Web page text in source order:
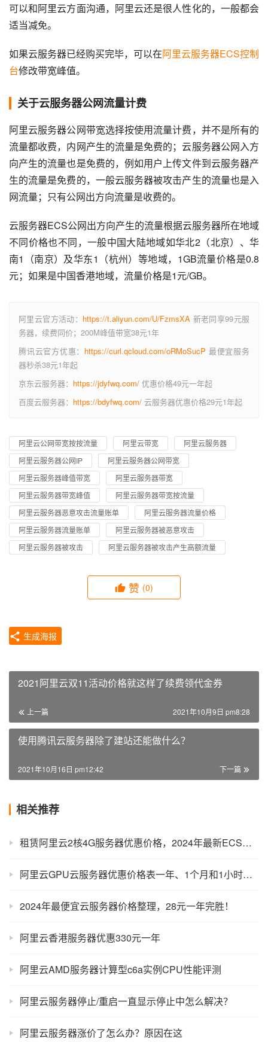
可以和阿里云方面沟通，阿里云还是很人性化的，一般都会
适当减免。
如果云服务器已经购买完毕，可以在阿里云服务器ECS控制
台修改带宽峰值。
关于云服务器公网流量计费
阿里云服务器公网带宽选择按使用流量计费，并不是所有的
流量都收费，内网产生的流量是免费的；云服务器公网入方
向产生的流量也是免费的，例如用户上传文件到云服务器产
生的流量是免费的，一般云服务器被攻击产生的流量也是入
网流量；只有公网出方向流量是收费的。
云服务器ECS公网出方向产生的流量根据云服务器所在地域
不同价格也不同，一般中国大陆地域如华北2（北京）、华
南1（南京）及华东1（杭州）等地域，1GB流量价格是0.8
元；如果是中国香港地域，流量价格是1元/GB。
阿里云官方活动： https://t.aliyun.com/U/FzmsXA 新老同享99元服
务器，续费同价；200M峰值带宽38元1年
腾讯云官方优惠： https://curl.qcloud.com/oRMoSucP 最便宜服务
器秒杀38元1年起
京东云服务器： https://jdyfwq.com/ 优惠价格49元一年起
百度云服务器： https://bdyfwq.com/ 云服务器优惠价格29元1年起
阿里云公网带宽按按流量 阿里云带宽
阿里云服务器
阿里云服务器公网IP
阿里云服务器公网带宽
阿里云服务器峰值带宽
阿里云服务器带宽
阿里云服务器带宽峰值
阿里云服务器带宽按流量
阿里云服务器恶意攻击流量账单
阿里云服务器流量价格
阿里云服务器流量账单
阿里云服务器被恶意攻击
阿里云服务器被攻击
阿里云服务器被攻击产生高额流量
赞 (0)
生成海报
2021阿里云双11活动价格就这样了续费领代金券
上一篇 2021年10月9日 pm8:28
使用腾讯云服务器除了建站还能做什么？
下一篇
2021年10月16日 pm12:42
相关推荐
租赁阿里云2核4G服务器优惠价格，2024年最新ECS和轻量价格
阿里云GPU云服务器优惠价格表一年、1个月和1小时报价明细表
2024年最便宜云服务器价格整理，28元一年完胜！
阿里云香港服务器优惠330元一年
阿里云AMD服务器计算型c6a实例CPU性能评测
阿里云服务器停止/重启一直显示停止中怎么解决？
阿里云服务器涨价了怎么办？原因在这